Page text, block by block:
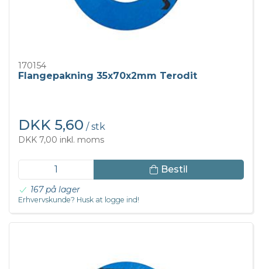
170154
Flangepakning 35x70x2mm Terodit
DKK 5,60 / stk
DKK 7,00 inkl. moms
Bestil
167 på lager
Erhvervskunde? Husk at logge ind!